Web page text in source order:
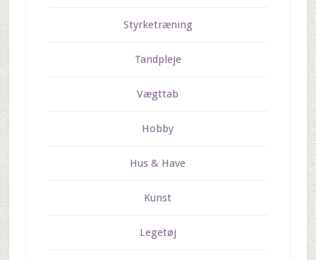
Styrketræning
Tandpleje
Vægttab
Hobby
Hus & Have
Kunst
Legetøj